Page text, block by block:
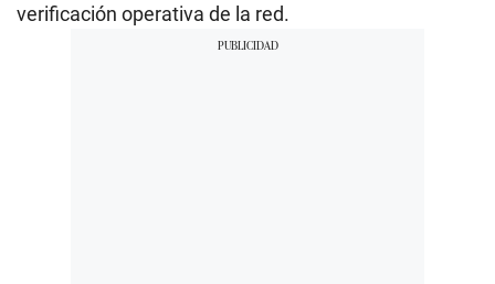
verificación operativa de la red.